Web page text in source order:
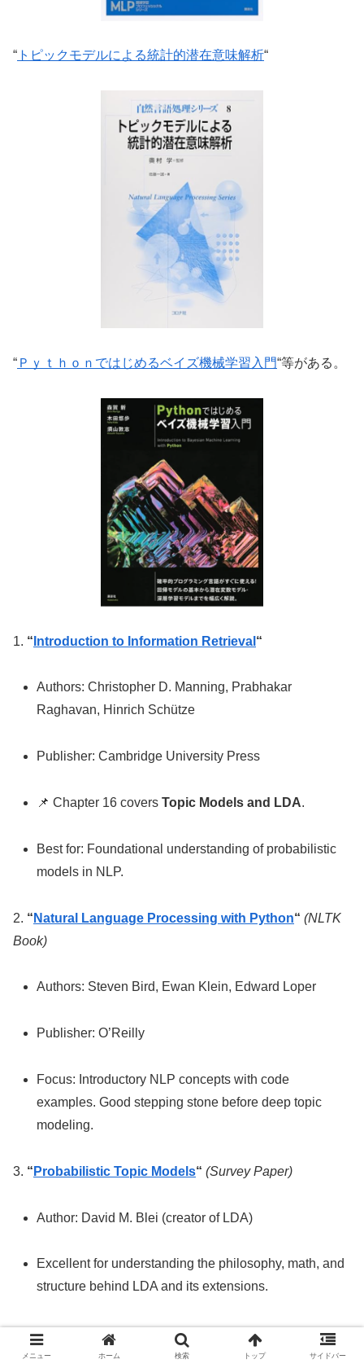
“ トピックモデルによる統計的潜在意味解析“
“ Ｐｙｔｈｏｎではじめるベイズ機械学習入門“等がある。
1. “ Introduction to Information Retrieval “
Authors: Christopher D. Manning, Prabhakar
Raghavan, Hinrich Schütze
Publisher: Cambridge University Press
📌 Chapter 16 coversTopic Models and LDA.
Best for: Foundational understanding of probabilistic
models in NLP.
2. “ Natural Language Processing with Python“ (NLTK
Book)
Authors: Steven Bird, Ewan Klein, Edward Loper
Publisher: O’Reilly
Focus: Introductory NLP concepts with code
examples. Good stepping stone before deep topic
modeling.
3. “ Probabilistic Topic Models“ (Survey Paper)
Author: David M. Blei (creator of LDA)
Excellent for understanding the philosophy, math, and
structure behind LDA and its extensions.
“Pattern Recognition and Machine Learning
メニュー ホーム 検索 トップ サイドバー